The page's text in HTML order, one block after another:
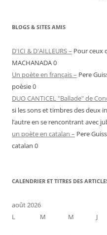
BLOGS & SITES AMIS
D'ICI & D'AILLEURS – Pour ceux
MACHANADA 0
Un poète en français – Pere
poèsie 0
DUO CANTICEL "Ballade" de
si les sons et timbres des deux
l’autre en se rencontrant avec
un poète en catalan – Pere
catalan 0
CALENDRIER ET TITRES DES
août 2026
L
M M J